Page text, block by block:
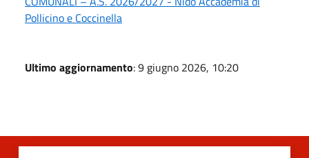
Pollicino e Coccinella
Ultimo aggiornamento: 9 giugno 2026, 10:20